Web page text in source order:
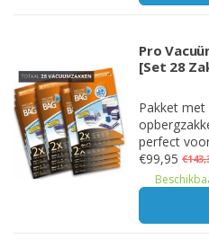
Pro
[Set 28
Pakket
perfect
€99,95